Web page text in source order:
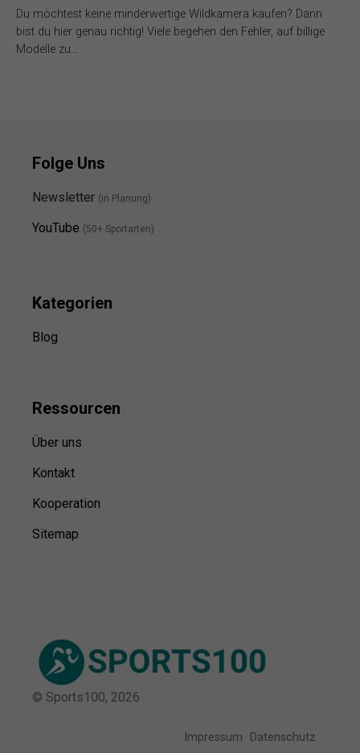
Du möchtest keine minderwertige Wildkamera kaufen? Dann
bist du hier genau richtig! Viele begehen den Fehler, auf billige
Modelle zu…
Folge Uns
Newsletter (in Planung)
YouTube (50+ Sportarten)
Kategorien
Blog
Ressourcen
Über uns
Kontakt
Kooperation
Sitemap
© Sports100, 2026
Impressum Datenschutz